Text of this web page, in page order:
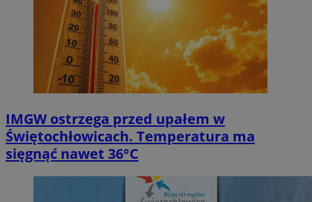
IMGW ostrzega przed upałem w
Świętochłowicach. Temperatura ma
sięgnąć nawet 36°C